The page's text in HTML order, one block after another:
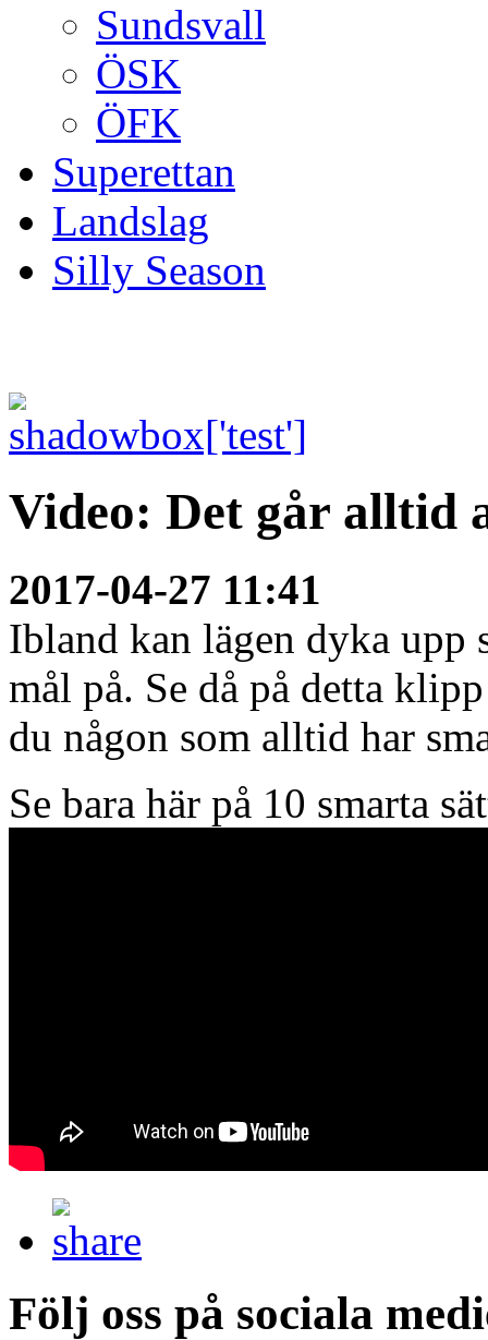
Sundsvall
ÖSK
ÖFK
Superettan
Landslag
Silly Season
Video: Det går alltid
2017-04-27 11:41
Ibland kan lägen dyka upp
mål på. Se då på detta
du någon som alltid har
Se bara här på 10 smarta
Följ oss på sociala